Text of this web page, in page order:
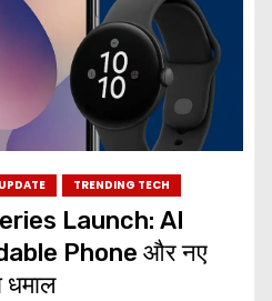
TRENDING TECH
Launch: AI
Phone और नए